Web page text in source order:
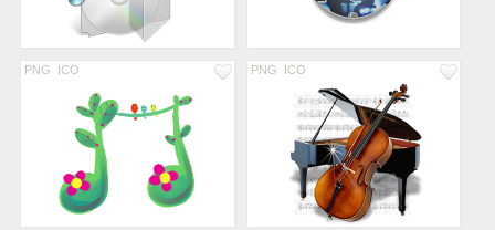
PNG ICO PNG ICO